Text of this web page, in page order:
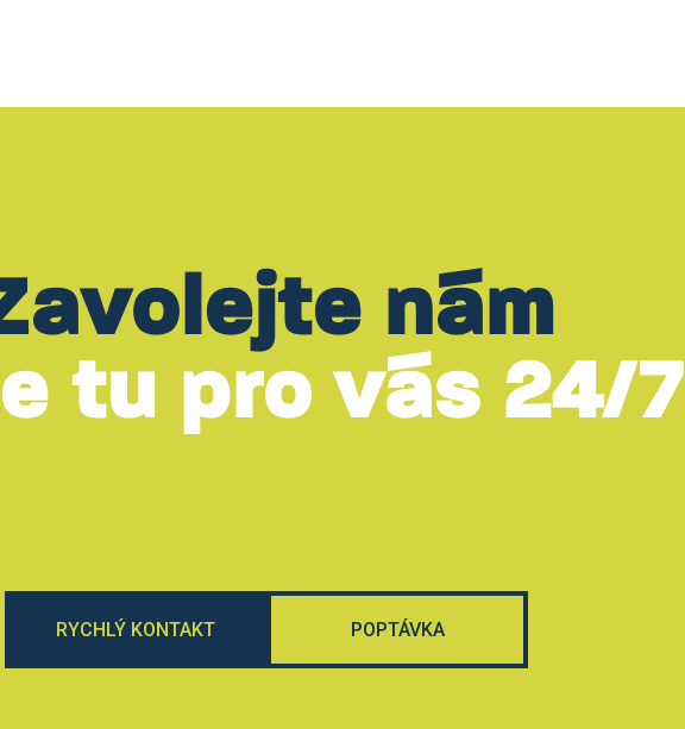
nám
tu pro vás 24/7
RYCHLÝ KONTAKT POPTÁVKA